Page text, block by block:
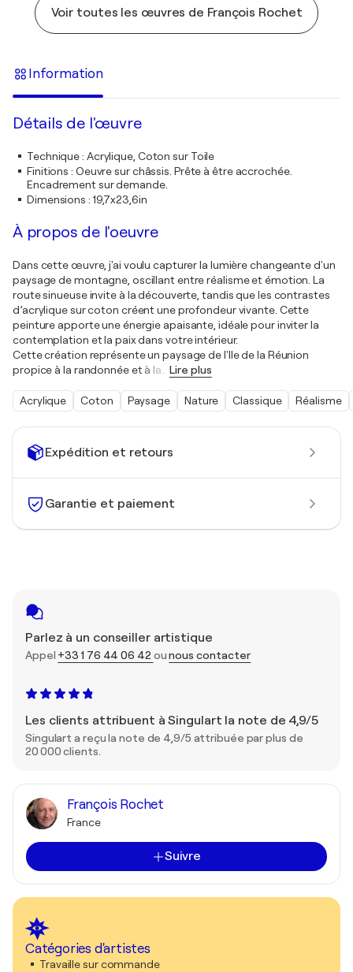
Expédition et retours
Garantie et paiement
Parlez à un conseiller artistique
Appel +33 1 76 44 06 42 ounous contacter
Les clients attribuent à Singulart la note de 4,9/5
Singulart a reçu la note de 4,9/5 attribuée par plus de
20 000 clients.
François Rochet
France
Suivre
Catégories d'artistes
Travaille sur commande
Voir toutes les œuvres de François Rochet
Information
Détails de l'œuvre
Technique: Acrylique, Coton sur Toile
Finitions : Oeuvre sur châssis. Prête à être accrochée.
Encadrement sur demande.
Dimensions : 19,7x23,6in
À propos de l'oeuvre
Dans cette œuvre, j'ai voulu capturer la lumière changeante d'un
paysage de montagne, oscillant entre réalisme et émotion. La
route sinueuse invite à la découverte, tandis que les contrastes
d’acrylique sur coton créent une profondeur vivante. Cette
peinture apporte une énergie apaisante, idéale pour inviter la
contemplation et la paix dans votre intérieur.
Cette création représente un paysage de l'Ile de la Réunion
propice à la randonnée et à la
Lire plus
Acrylique Coton Paysage Nature Classique Réalisme